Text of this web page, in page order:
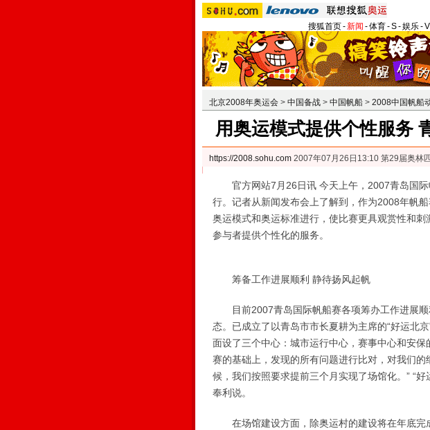
搜狐首页-新闻 -体育-S-娱乐-V
北京2008年奥运会 > 中国备战 > 中国帆船 > 2008中国帆船
用奥运模式提供个性服务
https://2008.sohu.com 2007年07月26日13:10 第29届奥林
官方网站7月26日讯 今天上午，2007青岛国际
行。记者从新闻发布会上了解到，作为2008年帆
奥运模式和奥运标准进行，使比赛更具观赏性和
参与者提供个性化的服务。
筹备工作进展顺利 静待扬风起帆
目前2007青岛国际帆船赛各项筹办工作进展顺
态。已成立了以青岛市市长夏耕为主席的“好运北
面设了三个中心：城市运行中心，赛事中心和安
赛的基础上，发现的所有问题进行比对，对我们
候，我们按照要求提前三个月实现了场馆化。” “
奉利说。
在场馆建设方面，除奥运村的建设将在年底完